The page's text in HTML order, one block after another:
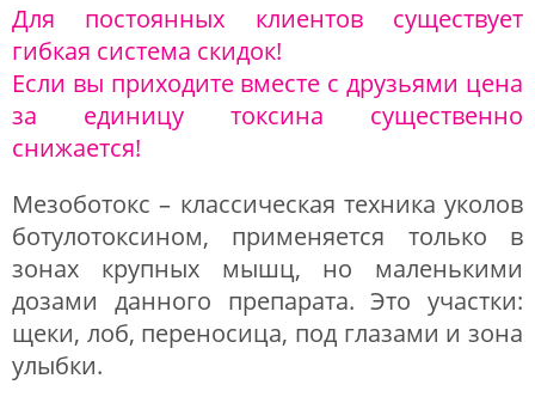
Для постоянных клиентов существует
гибкая система скидок!
Если вы приходите вместе с друзьями цена
за единицу токсина существенно
снижается!
Мезоботокс – классическая техника уколов
ботулотоксином, применяется только в
зонах крупных мышц, но маленькими
дозами данного препарата. Это участки:
щеки, лоб, переносица, под глазами и зона
улыбки.